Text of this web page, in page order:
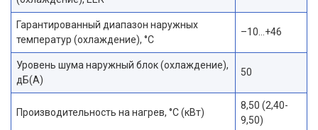
Гарантированный диапазон наружных
температур (охлаждение), °С
–10…+46
Уровень шума наружный блок (охлаждение),
дБ(А)
50
Производительность на нагрев, °С (кВт)
8,50 (2,40-
9,50)